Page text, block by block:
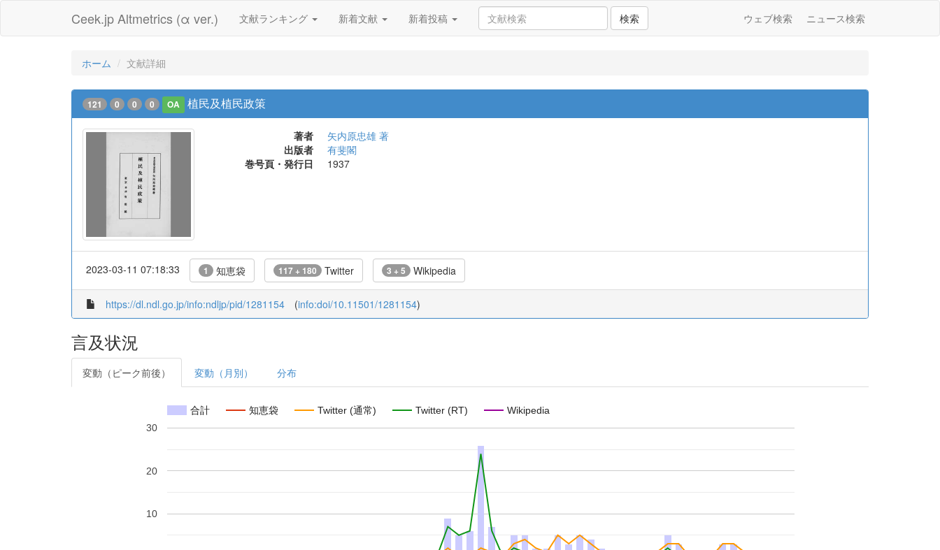
Ceek.jp Altmetrics (α ver.) 文献ランキング 新着文献 新着投稿 検索 ウェブ検索 ニュース検索
ホーム 文献詳細
121 0 0 0 OA 植民及植民政策
著者
矢内原忠雄 著
出版者
有斐閣
巻号頁・発行日
1937
2023-03-11 07:18:33 1 知恵袋 117 + 180 Twitter 3 + 5 Wikipedia
https://dl.ndl.go.jp/info:ndljp/pid/1281154 (info:doi/10.11501/1281154)
言及状況
変動（ピーク前後） 変動（月別） 分布
合計 知恵袋 Twitter (通常) Twitter (RT) Wikipedia
10
20
30